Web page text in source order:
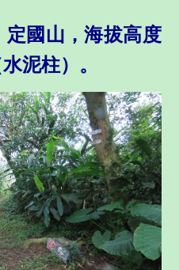
定國山，海拔高度
泥柱）。